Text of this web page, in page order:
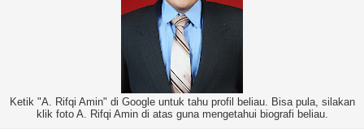
Ketik "A. Rifqi Amin" di Google untuk tahu profil beliau. Bisa pula, silakan
klik foto A. Rifqi Amin di atas guna mengetahui biografi beliau.